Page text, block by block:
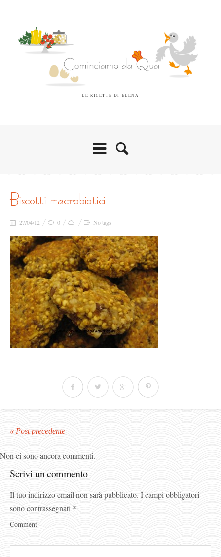
LE RICETTE DI ELENA
biscotti macrobiotici
27/04/12 0 No tags
« Post precedente
Non ci sono ancora commenti.
Scrivi un commento
Il tuo indirizzo email non sarà pubblicato. I campi obbligatori
sono contrassegnati *
Comment